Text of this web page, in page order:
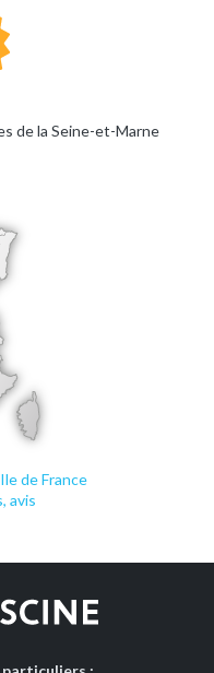
de la Seine-et-Marne
de France
avis